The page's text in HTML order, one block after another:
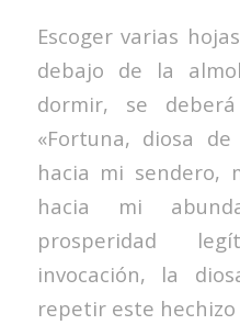
Escoger varias
debajo de la
dormir, se
«Fortuna, diosa
hacia mi sendero,
hacia mi
prosperidad
invocación, la
repetir este hechizo